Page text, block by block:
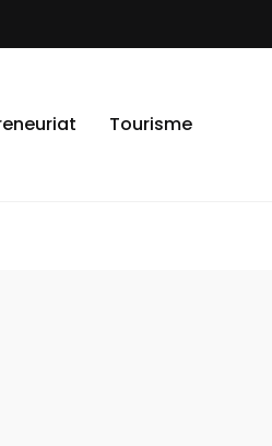
Tourisme